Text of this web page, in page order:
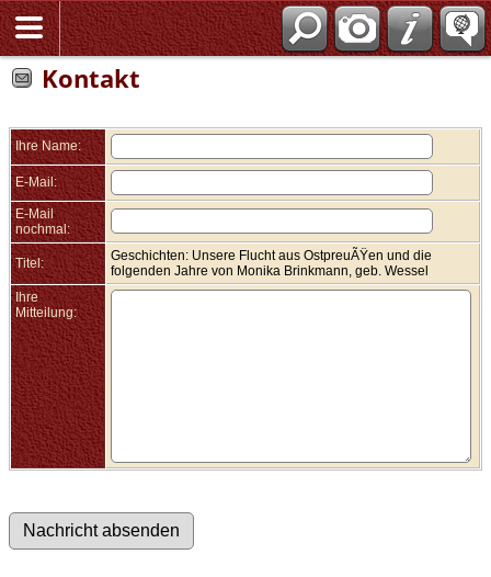
Kontakt
Ihre Name:
E-Mail:
E-Mail
nochmal:
Titel:
Geschichten: Unsere Flucht aus OstpreuÃŸen und die
folgenden Jahre von Monika Brinkmann, geb. Wessel
Ihre
Mitteilung: